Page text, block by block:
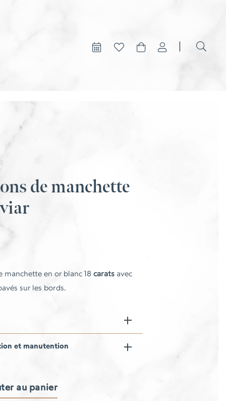
de manchette
manchette en or blanc 18 carats avec
sur les bords.
et manutention
au panier